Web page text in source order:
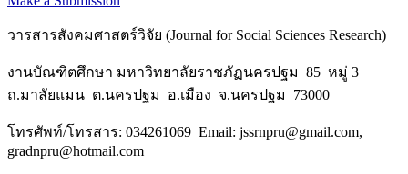
วารสารสังคมศาสตร์วิจัย (Journal for Social Sciences Research)
งานบัณฑิตศึกษา มหาวิทยาลัยราชภัฏนครปฐม 85 หมู่ 3
ถ.มาลัยแมน ต.นครปฐม อ.เมือง จ.นครปฐม 73000
โทรศัพท์/โทรสาร: 034261069 Email: jssrnpru@gmail.com,
gradnpru@hotmail.com